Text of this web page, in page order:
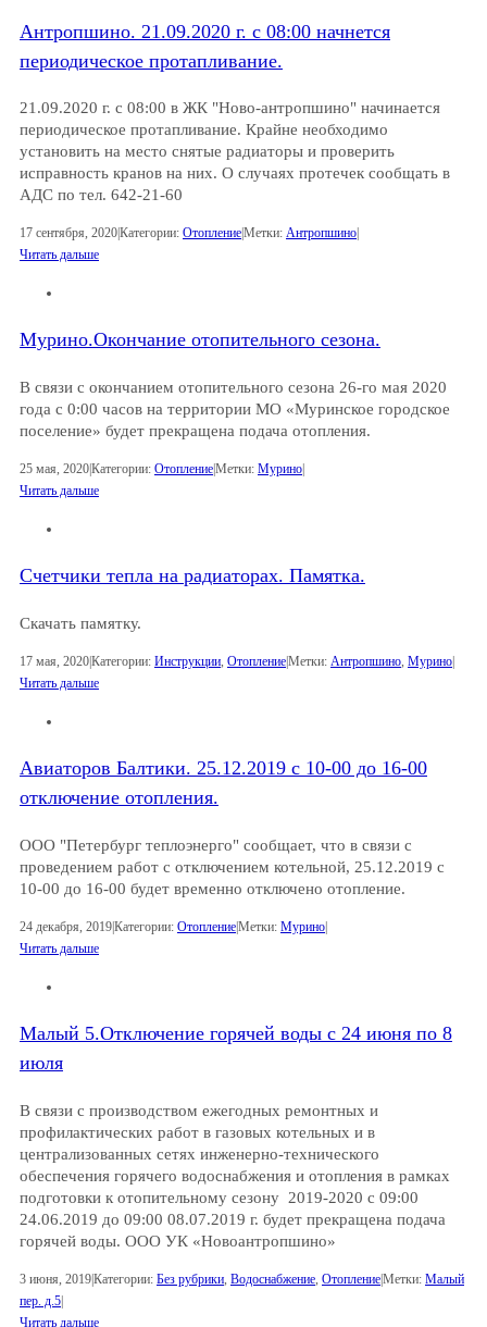
Антропшино. 21.09.2020 г. с 08:00 начнется
периодическое протапливание.
21.09.2020 г. с 08:00 в ЖК "Ново-антропшино" начинается
периодическое протапливание. Крайне необходимо
установить на место снятые радиаторы и проверить
исправность кранов на них. О случаях протечек сообщать в
АДС по тел. 642-21-60
17 сентября, 2020Категории: ОтоплениеМетки: Антропшино
Читать дальше
Мурино.Окончание отопительного сезона.
В связи с окончанием отопительного сезона 26-го мая 2020
года с 0:00 часов на территории МО «Муринское городское
поселение» будет прекращена подача отопления.
25 мая, 2020Категории: ОтоплениеМетки: Мурино
Читать дальше
Счетчики тепла на радиаторах. Памятка.
Скачать памятку.
17 мая, 2020Категории: Инструкции, ОтоплениеМетки: Антропшино, Мурино
Читать дальше
Авиаторов Балтики. 25.12.2019 с 10-00 до 16-00
отключение отопления.
ООО "Петербург теплоэнерго" сообщает, что в связи с
проведением работ с отключением котельной, 25.12.2019 с
10-00 до 16-00 будет временно отключено отопление.
24 декабря, 2019|Категории: Отопление|Метки: Мурино|
Читать дальше
Малый 5.Отключение горячей воды с 24 июня по 8
июля
В связи с производством ежегодных ремонтных и
профилактических работ в газовых котельных и в
централизованных сетях инженерно-технического
обеспечения горячего водоснабжения и отопления в рамках
подготовки к отопительному сезону 2019-2020 с 09:00
24.06.2019 до 09:00 08.07.2019 г. будет прекращена подача
горячей воды. ООО УК «Новоантропшино»
3 июня, 2019|Категории: Без рубрики Водоснабжение Отопление|Метки: Малый
пер. д.5|
Читать дальше